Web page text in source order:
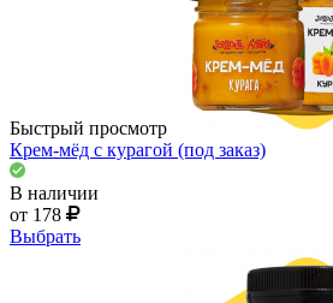
Быстрый просмотр
Крем-мёд с курагой (под заказ)
В наличии
от 178
Выбрать